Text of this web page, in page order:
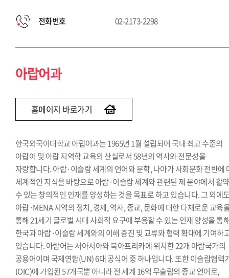
전화번호 02-2173-2298
아랍어과
홈페이지 바로가기
한국외국어대학교 아랍어과는 1965년 1월 설립되어 국내 최고 수준의
아랍어 및 아랍 지역학 교육의 산실로서 58년의 역사와 전문성을
자랑합니다. 아랍·이슬람 세계의 언어와 문학, 나아가 사회문화 전반에
체계적인 지식을 바탕으로 아랍·이슬람 세계와 관련된 제 분야에서 활
수 있는 창의적인 인재를 양성하는 것을 목표로 하고 있습니다. 그 외에
아랍·MENA 지역의 정치, 경제, 역사, 종교, 문화에 대한 다채로운 교육
통해 21세기 글로벌 시대 사회적 요구에 부응할 수 있는 인재 양성을 통
한국과 아랍·이슬람 세계와의 이해 증진 및 교류와 협력 확대에 기여하
있습니다. 아랍어는 서아시아와 북아프리카에 위치한 22개 아랍국가의
공용어이며 국제연합(UN) 6대 공식어 중 하나입니다. 또한 이슬람협력
(OIC)에 가입된 57개국뿐 아니라 전 세계 16억 무슬림의 종교 언어로,